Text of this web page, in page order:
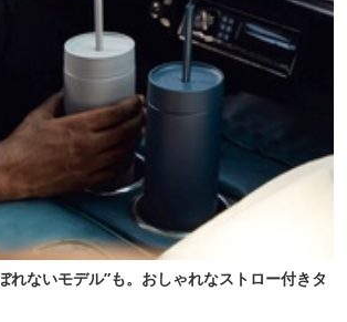
れないモデル”も。おしゃれなストロー付きタ